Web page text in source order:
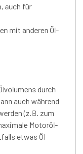
auch für
mit anderen Öl-
durch
auch während
(z.B. zum
Motoröl-
etwas Öl